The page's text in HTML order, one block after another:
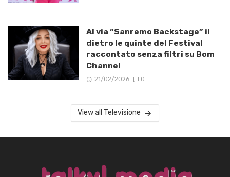
Al via “Sanremo Backstage” il
dietro le quinte del Festival
raccontato senza filtri su Bom
Channel
21/02/2026 0
View all Televisione